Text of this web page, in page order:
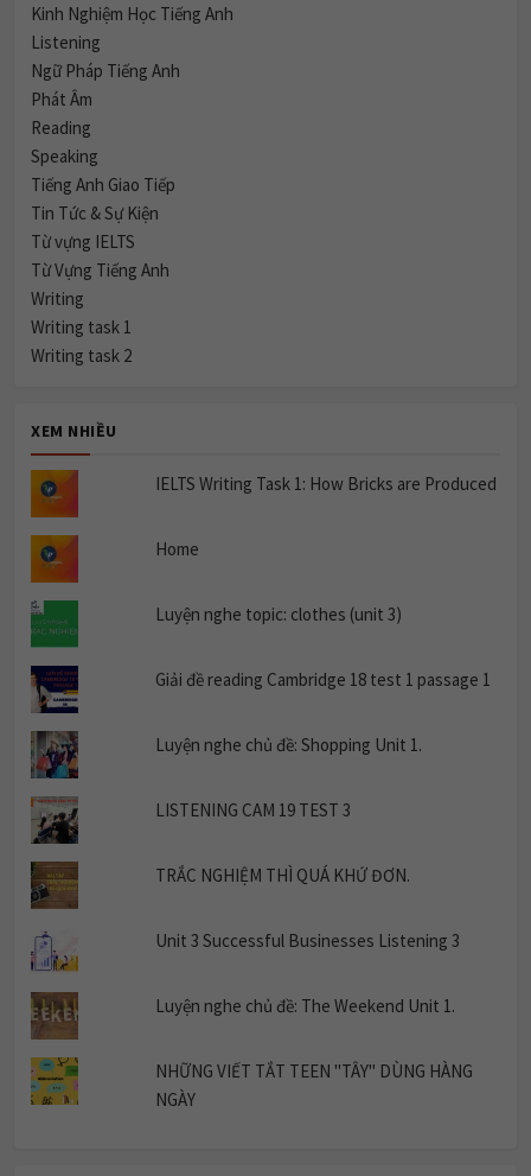
Kinh Nghiệm Học Tiếng Anh
Listening
Ngữ Pháp Tiếng Anh
Phát Âm
Reading
Speaking
Tiếng Anh Giao Tiếp
Tin Tức & Sự Kiện
Từ vựng IELTS
Từ Vựng Tiếng Anh
Writing
Writing task 1
Writing task 2
XEM NHIỀU
IELTS Writing Task 1: How Bricks are Produced
Home
Luyện nghe topic: clothes (unit 3)
Giải đề reading Cambridge 18 test 1 passage 1
Luyện nghe chủ đề: Shopping Unit 1.
LISTENING CAM 19 TEST 3
TRẮC NGHIỆM THÌ QUÁ KHỨ ĐƠN.
Unit 3 Successful Businesses Listening 3
Luyện nghe chủ đề: The Weekend Unit 1.
NHỮNG VIẾT TẮT TEEN "TÂY" DÙNG HÀNG
NGÀY